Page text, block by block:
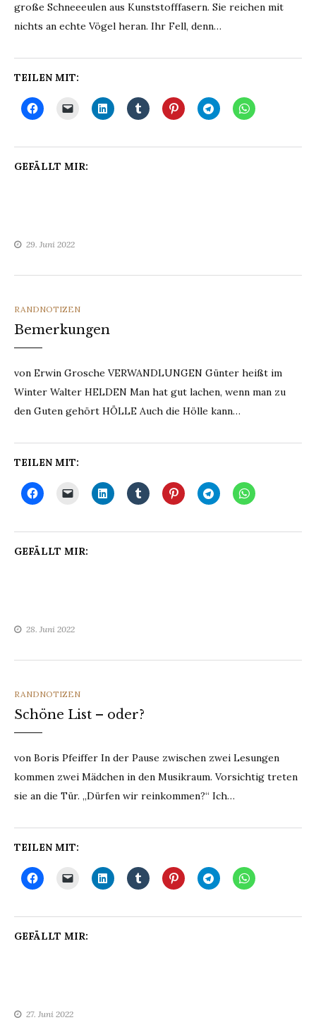
große Schneeeulen aus Kunststofffasern. Sie reichen mit
nichts an echte Vögel heran. Ihr Fell, denn…
TEILEN MIT:
GEFÄLLT MIR:
29. Juni 2022
CATEGORIES
RANDNOTIZEN
Bemerkungen
von Erwin Grosche VERWANDLUNGEN Günter heißt im
Winter Walter HELDEN Man hat gut lachen, wenn man zu
den Guten gehört HÖLLE Auch die Hölle kann…
TEILEN MIT:
GEFÄLLT MIR:
28. Juni 2022
CATEGORIES
RANDNOTIZEN
Schöne List – oder?
von Boris Pfeiffer In der Pause zwischen zwei Lesungen
kommen zwei Mädchen in den Musikraum. Vorsichtig treten
sie an die Tür. „Dürfen wir reinkommen?“ Ich…
TEILEN MIT:
GEFÄLLT MIR:
27. Juni 2022